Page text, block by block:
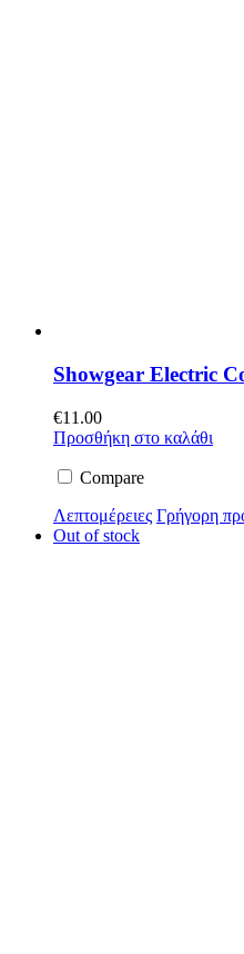
Showgear Electric
€11.00
Προσθήκη στο καλάθι
Compare
Λεπτομέρειες Γρήγορη
Out of stock